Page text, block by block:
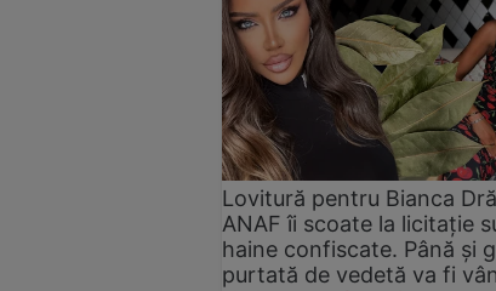
Lovitură pentru Bianca
ANAF îi scoate la licitație
haine confiscate. Până și
purtată de vedetă va fi